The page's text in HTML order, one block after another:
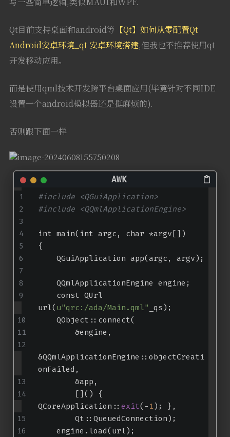
Qt目前支持桌面和android等 【Qt】如何从零配置Qt
Android安卓环境_qt 安卓环境搭建,但我也不推荐使用qt
开发移动应用。
而是使用qml技术开发跨平台桌面应用(毕竟针对不同IDE
设置一个android模拟器还是挺麻烦的).
否则跟下面一样
#include <QGuiApplication>
#include <QQmlApplicationEngine>
int main(int argc, char *argv[])
{
    QGuiApplication app(argc, argv);
    QQmlApplicationEngine engine;
url( u"qrc:/ada/Main.qml" _qs);
    QObject::connect(
        &engine,
&QQmlApplicationEngine::objectCreati
onFailed,
        &app,
QCoreApplication:: exit(- 1); },
        Qt::QueuedConnection);
    engine.load(url);